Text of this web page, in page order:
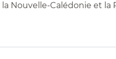
Nouvelle-Calédonie et la